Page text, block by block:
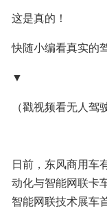
这是真的！
快随小编看真实的
▼
（戳视频看无人驾
日前，东风商用车
动化与智能网联卡
智能网联技术展车